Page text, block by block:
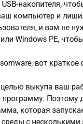
накопителя,
компьютер и
и вам не
Windows PE,
вот краткое
выкупа ваш
программу. Поэтому
которая
с